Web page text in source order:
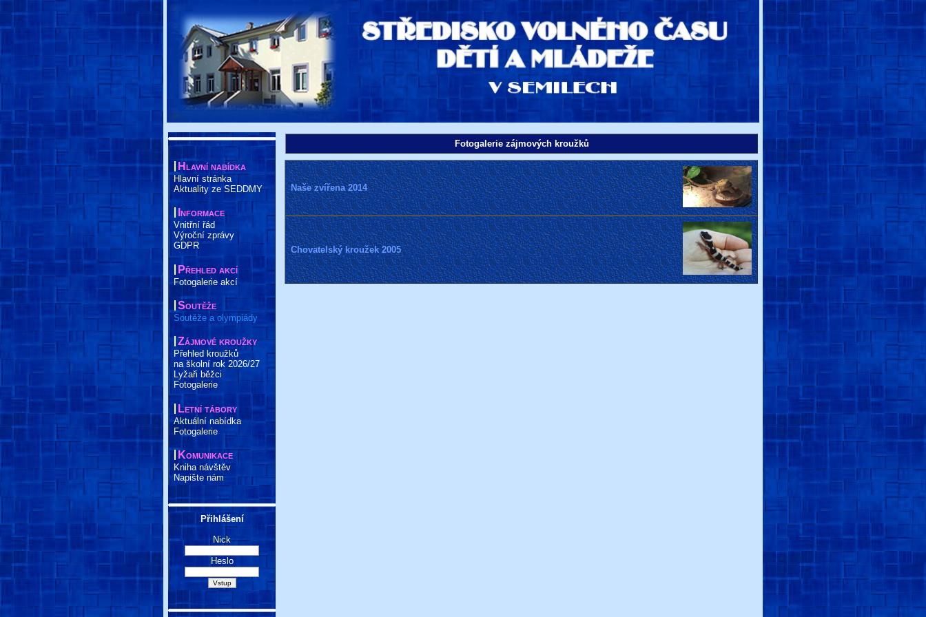
Hlavní nabídka
Hlavní stránka
Aktuality ze SEDDMY
Informace
Vnitřní řád
Výroční zprávy
GDPR
Přehled akcí
Fotogalerie akcí
Soutěže
Soutěže a olympiády
Zájmové kroužky
Přehled kroužků
na školní rok 2026/27
Lyžaři běžci
Fotogalerie
Letní tábory
Aktuální nabídka
Fotogalerie
Komunikace
Kniha návštěv
Napište nám
Přihlášení
Nick
Heslo
Fotogalerie zájmových kroužků
Naše zvířena 2014
Chovatelský kroužek 2005